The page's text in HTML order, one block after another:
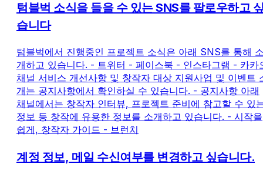
텀블벅 소식을 들을 수 있는 SNS를 팔로우하고
습니다
텀블벅에서 진행중인 프로젝트 소식은 아래 SNS를 통해
개하고 있습니다. - 트위터 - 페이스북 - 인스타그램 - 카카
채널 서비스 개선사항 및 창작자 대상 지원사업 및 이벤트
개는 공지사항에서 확인하실 수 있습니다. - 공지사항 아래
채널에서는 창작자 인터뷰, 프로젝트 준비에 참고할 수 있
정보 등 창작에 유용한 정보를 소개하고 있습니다. - 시작을
쉽게, 창작자 가이드 - 브런치
계정 정보, 메일 수신여부를 변경하고 싶습니다.